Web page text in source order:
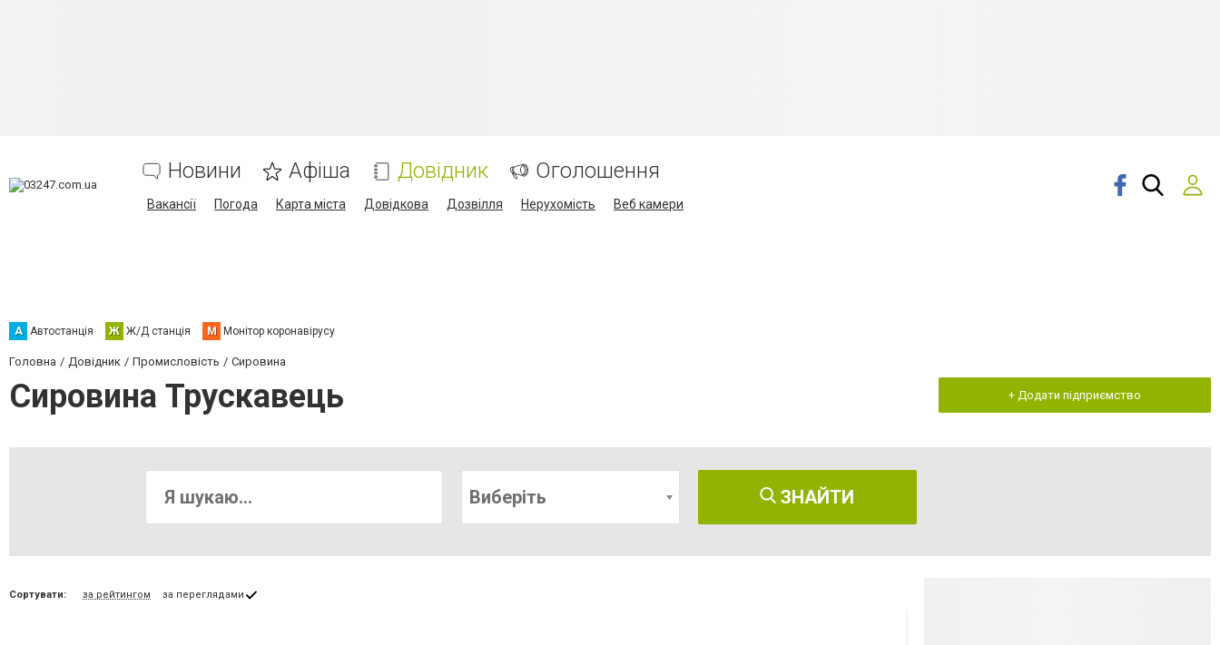
Новини Афіша Довідник Оголошення
Вакансії Погода Карта міста Довідкова Дозвілля Нерухомість Веб камери
А Автостанція Ж Ж/Д станція М Монітор коронавірусу
Головна Довідник Промисловість Сировина
Сировина Трускавець + Додати підприємство
Виберіть ЗНАЙТИ
Сортувати: за рейтингом за переглядами